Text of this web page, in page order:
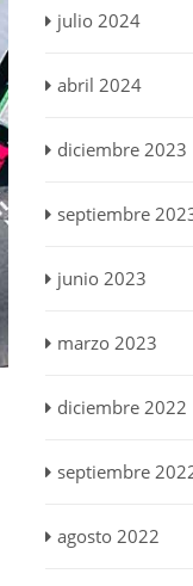
julio 2024
abril 2024
diciembre 2023
septiembre
junio 2023
marzo 2023
diciembre 2022
septiembre
agosto 2022